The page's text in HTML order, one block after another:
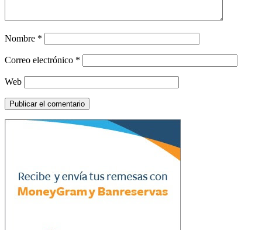
Nombre *
Correo electrónico *
Web